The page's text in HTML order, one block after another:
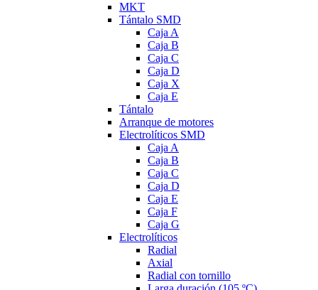
MKT
Tántalo SMD
Caja A
Caja B
Caja C
Caja D
Caja X
Caja E
Tántalo
Arranque de motores
Electrolíticos SMD
Caja A
Caja B
Caja C
Caja D
Caja E
Caja F
Caja G
Electrolíticos
Radial
Axial
Radial con tornillo